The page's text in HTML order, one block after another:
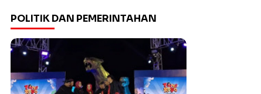
POLITIK DAN PEMERINTAHAN